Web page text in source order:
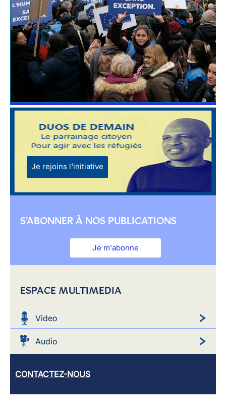
Je rejoins l'initiative
S'ABONNER À NOS PUBLICATIONS
Je m'abonne
ESPACE MULTIMEDIA
Video
Audio
CONTACTEZ-NOUS